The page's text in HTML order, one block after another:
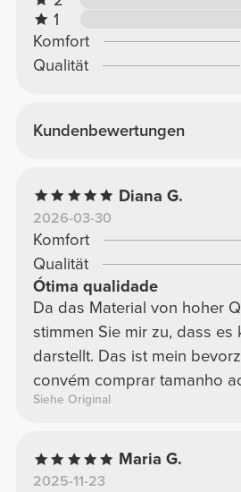
1
Komfort
Qualität
Kundenbewertungen
Diana G.
2026-03-30
Komfort
Qualität
Ótima qualidade
Da das Material von hoher
stimmen Sie mir zu, dass es
darstellt. Das ist mein
convém comprar tamanho
Siehe Original
Maria G.
2025-11-23